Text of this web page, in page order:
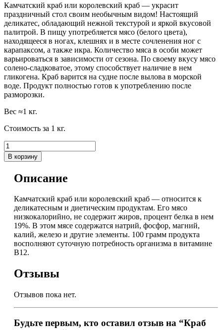
Камчатский краб или королевский краб — украсит
праздничный стол своим необычным видом! Настоящий
деликатес, обладающий нежной текстурой и яркой вкусовой
палитрой. В пищу употребляется мясо (белого цвета),
находящееся в ногах, клешнях и в месте сочленения ног с
карапаксом, а также икра. Количество мяса в особи может
варьироваться в зависимости от сезона. По своему вкусу мясо
солено-сладковатое, этому способствует наличие в нем
гликогена. Краб варится на судне после вылова в морской
воде. Продукт полностью готов к употреблению после
разморозки.
Вес ≈1 кг.
Стоимость за 1 кг.
В корзину
Описание
Камчатский краб или королевский краб — относится к
деликатесным и диетическим продуктам. Его мясо
низкокалорийно, не содержит жиров, процент белка в нем
19%. В этом мясе содержатся натрий, фосфор, магний,
калий, железо и другие элементы. 100 грамм продукта
восполняют суточную потребность организма в витамине
В12.
Отзывы
Отзывов пока нет.
Будьте первым, кто оставил отзыв на “Краб